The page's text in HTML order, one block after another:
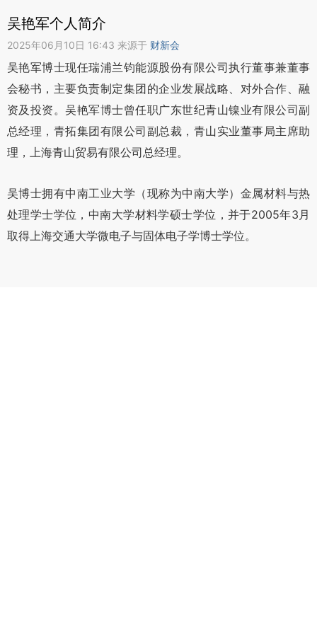
吴艳军个人简介
2025年06月10日 16:43 来源于 财新会
吴艳军博士现任瑞浦兰钧能源股份有限公司执行董事兼董事
会秘书，主要负责制定集团的企业发展战略、对外合作、融
资及投资。吴艳军博士曾任职广东世纪青山镍业有限公司副
总经理，青拓集团有限公司副总裁，青山实业董事局主席助
理，上海青山贸易有限公司总经理。
吴博士拥有中南工业大学（现称为中南大学）金属材料与热
处理学士学位，中南大学材料学硕士学位，并于2005年3月
取得上海交通大学微电子与固体电子学博士学位。